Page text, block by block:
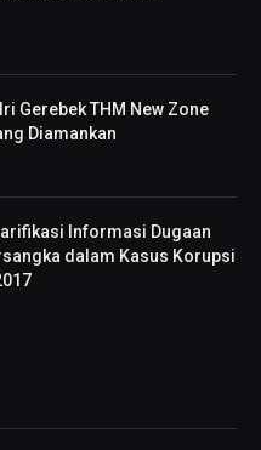
Gerebek THM New Zone
Diamankan
Informasi Dugaan
dalam Kasus Korupsi